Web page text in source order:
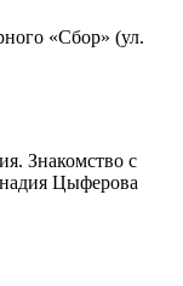
«Сбор» (ул.
Знакомство с
Цыферова